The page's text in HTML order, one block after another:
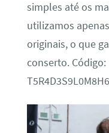
simples até os
utilizamos
originais, o que
conserto. Código: